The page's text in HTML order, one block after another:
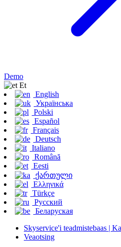
Demo
Et
English
Українська
Polski
Español
Français
Deutsch
Italiano
Română
Eesti
ქართული
Ελληνικά
Türkçe
Русский
Беларуская
Skyservice'i teadmistebaas |
Veaotsing